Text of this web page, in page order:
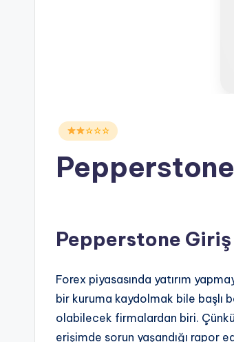
Posted☆☆☆
Pepperstone Giriş
Forex piyasasında yatırım
bir kuruma kaydolmak bile başlı
olabilecek firmalardan biri.
erişimde sorun yaşandığı rapor